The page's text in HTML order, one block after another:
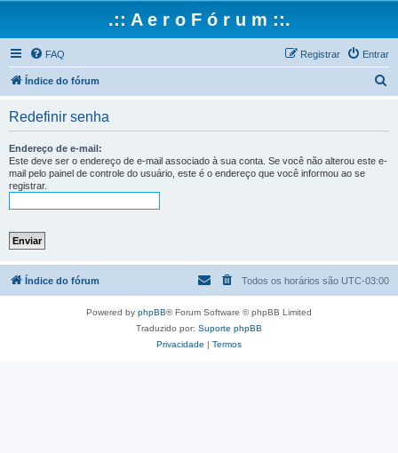
.:: A e r o F ó r u m ::.
FAQ Entrar
Registrar
Índice do fórum
Redefinir senha
Endereço de e-mail:
Este deve ser o endereço de e-mail associado à sua conta. Se você não alterou este e-
mail pelo painel de controle do usuário, este é o endereço que você informou ao se
registrar.
Índice do fórum Todos os horários são UTC-03:00
Powered by phpBB® Forum Software © phpBB Limited
Traduzido por: Suporte phpBB
Privacidade | Termos